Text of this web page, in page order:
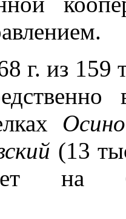
г. из 159
(13
на